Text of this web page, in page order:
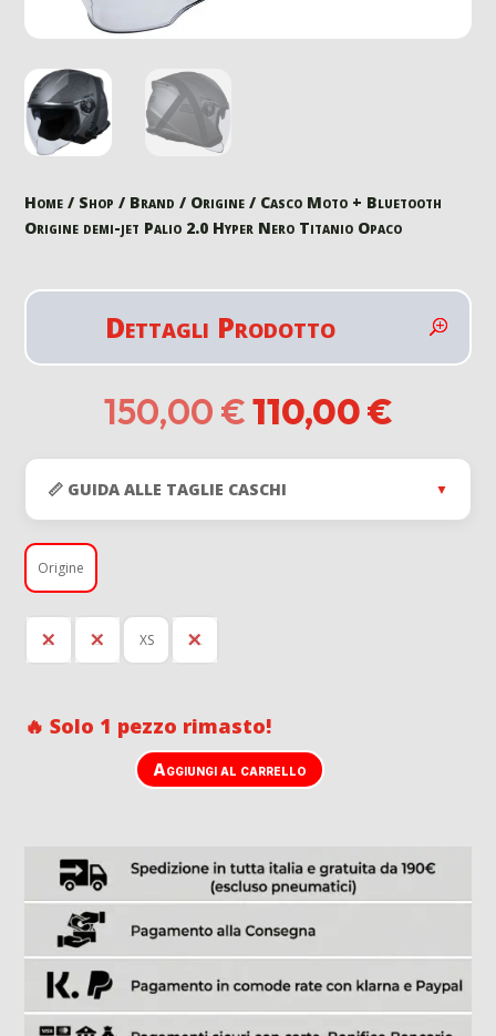
Home / Shop / Brand / Origine / Casco Moto + Bluetooth
Origine demi-jet Palio 2.0 Hyper Nero Titanio Opaco
Dettagli Prodotto
150,00 €Il
prezzo
originale
era:
150,00 €.
110,00€Il
📏 GUIDA ALLE TAGLIE CASCHI ▼
Origine
L S XS XL
🔥 Solo 1 pezzo rimasto!
Aggiungi al carrello